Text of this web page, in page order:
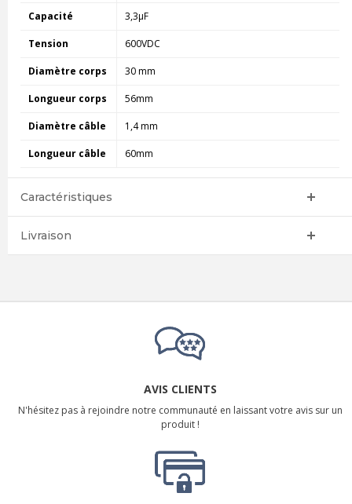
Capacité 3,3µF
Tension 600VDC
Diamètre corps 30 mm
Longueur corps 56mm
Diamètre câble 1,4 mm
Longueur câble 60mm
Caractéristiques
Livraison
AVIS CLIENTS
N'hésitez pas à rejoindre notre communauté en laissant votre avis sur un
produit !